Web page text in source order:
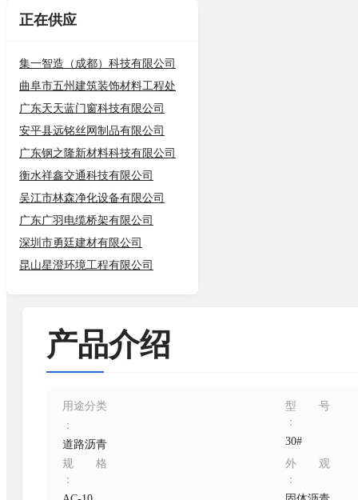
正在供应
集一智造（成都）科技有限公司
曲阜市五州建筑装饰材料工程处
广东天天蓝门窗科技有限公司
安平县远铭丝网制品有限公司
广东钢之隆新材料科技有限公司
衡水祥鑫交通科技有限公司
吴江市林森净化设备有限公司
广东广羽电缆桥架有限公司
深圳市勇廷建材有限公司
昆山星澄环境工程有限公司
产品介绍
用途分类
：
道路沥青
型号
：
30#
规格
：
外观
：